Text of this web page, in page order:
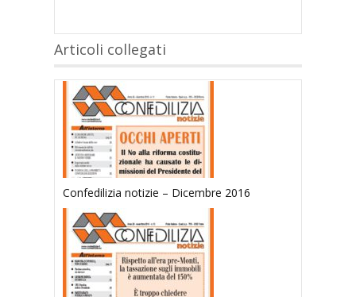
Articoli collegati
Confedilizia notizie – Dicembre 2016